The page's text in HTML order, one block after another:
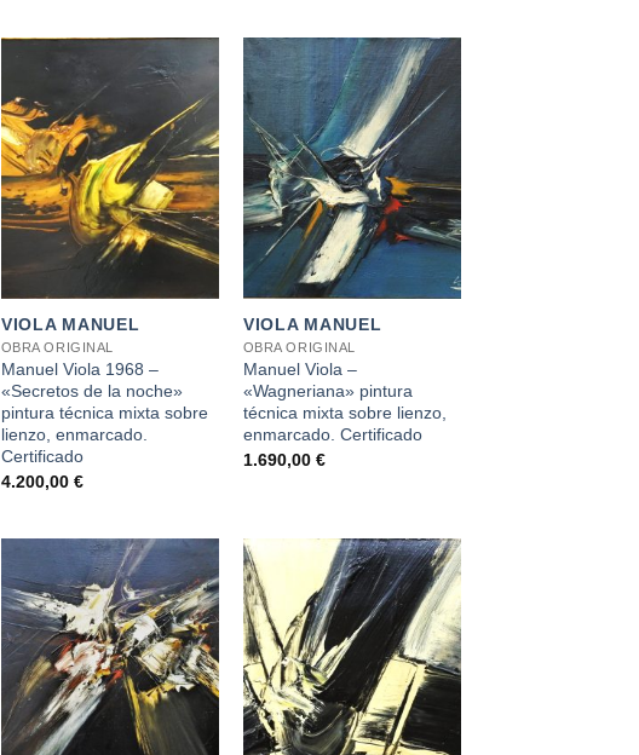
VIOLA MANUEL
OBRA ORIGINAL
Manuel Viola 1968 –
«Secretos de la noche»
pintura técnica mixta sobre
lienzo, enmarcado.
Certificado
4.200,00 €
VIOLA MANUEL
OBRA ORIGINAL
Manuel Viola –
«Wagneriana» pintura
técnica mixta sobre lienzo,
enmarcado. Certificado
1.690,00 €